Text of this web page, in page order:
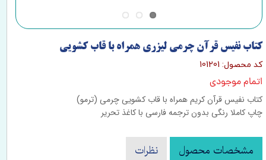
کتاب نفیس قرآن چرمی لیزری همراه با قاب کشویی
کد محصول: 101201
اتمام موجودی
کتاب نفیس قرآن کریم همراه با قاب کشویی چرمی (ترمو)
چاپ کاملا رنگی بدون ترجمه فارسی با کاغذ تحریر
مشخصات محصول نظرات